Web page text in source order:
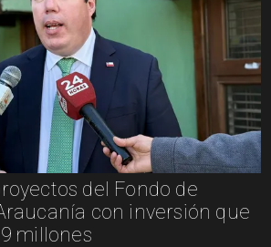
del Fondo de
con inversión que
millones